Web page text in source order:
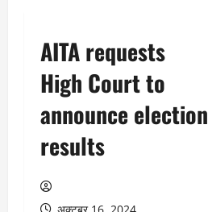
AITA requests
High Court to
announce election
results